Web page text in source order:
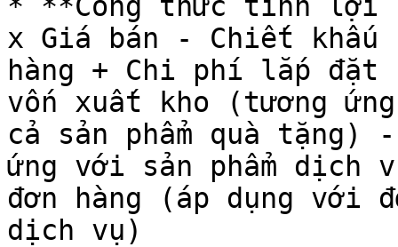
x Giá bán - Chiết khấu
hàng + Chi phí lắp
vốn xuất kho (tương
cả sản phẩm quà tặng)
ứng với sản phẩm
đơn hàng (áp dụng với
dịch vụ)